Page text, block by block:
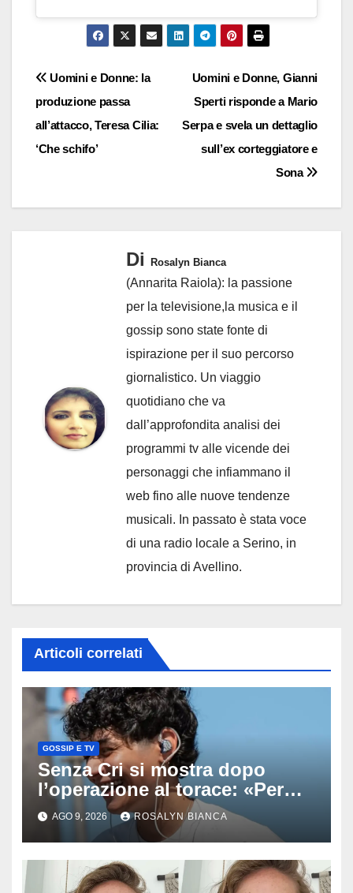
Navigazione
articoli
Uomini e Donne, Gianni
Sperti risponde a Mario
Serpa e svela un dettaglio
sull’ex corteggiatore e
Sona
Uomini e Donne: la
produzione passa
all’attacco, Teresa Cilia:
‘Che schifo’
Di Rosalyn Bianca
(Annarita Raiola): la passione
per la televisione,la musica e il
gossip sono state fonte di
ispirazione per il suo percorso
giornalistico. Un viaggio
quotidiano che va
dall’approfondita analisi dei
programmi tv alle vicende dei
personaggi che infiammano il
web fino alle nuove tendenze
musicali. In passato è stata voce
di una radio locale a Serino, in
provincia di Avellino.
Articoli correlati
GOSSIP E TV
Senza Cri si mostra dopo
l’operazione al torace: «Per
anni mi sentivo in trappola», il
racconto sul difficile percorso
verso la serenità
AGO 9, 2026 ROSALYN BIANCA